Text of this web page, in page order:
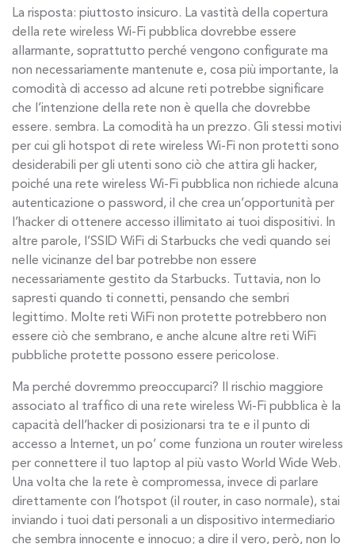
La risposta: piuttosto insicuro. La vastità della copertura
della rete wireless Wi-Fi pubblica dovrebbe essere
allarmante, soprattutto perché vengono configurate ma
non necessariamente mantenute e, cosa più importante, la
comodità di accesso ad alcune reti potrebbe significare
che l’intenzione della rete non è quella che dovrebbe
essere. sembra. La comodità ha un prezzo. Gli stessi motivi
per cui gli hotspot di rete wireless Wi-Fi non protetti sono
desiderabili per gli utenti sono ciò che attira gli hacker,
poiché una rete wireless Wi-Fi pubblica non richiede alcuna
autenticazione o password, il che crea un’opportunità per
l’hacker di ottenere accesso illimitato ai tuoi dispositivi. In
altre parole, l’SSID WiFi di Starbucks che vedi quando sei
nelle vicinanze del bar potrebbe non essere
necessariamente gestito da Starbucks. Tuttavia, non lo
sapresti quando ti connetti, pensando che sembri
legittimo. Molte reti WiFi non protette potrebbero non
essere ciò che sembrano, e anche alcune altre reti WiFi
pubbliche protette possono essere pericolose.
Ma perché dovremmo preoccuparci? Il rischio maggiore
associato al traffico di una rete wireless Wi-Fi pubblica è la
capacità dell’hacker di posizionarsi tra te e il punto di
accesso a Internet, un po’ come funziona un router wireless
per connettere il tuo laptop al più vasto World Wide Web.
Una volta che la rete è compromessa, invece di parlare
direttamente con l’hotspot (il router, in caso normale), stai
inviando i tuoi dati personali a un dispositivo intermediario
che sembra innocente e innocuo; a dire il vero, però, non lo